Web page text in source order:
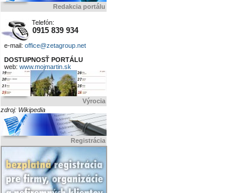
Redakcia portálu
Telefón:
0915 839 934
e-mail: office@zetagroup.net
DOSTUPNOSŤ PORTÁLU
web: www.mojmartin.sk
Výrocia
zdroj: Wikipedia
Registrácia